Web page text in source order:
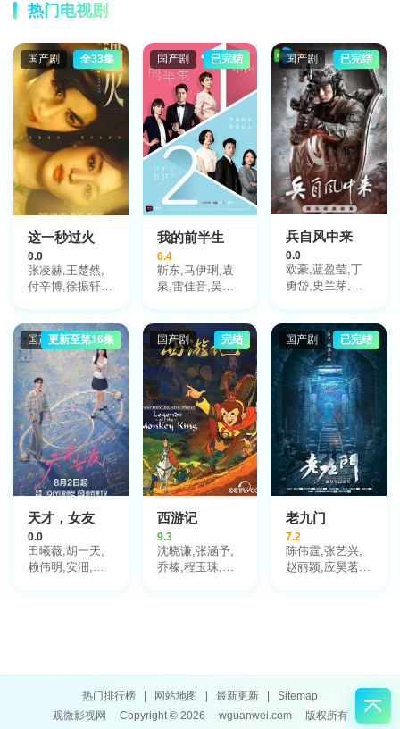
Cooper
Tang,Elena
Carapetis,Roman
Mellis,内森·琼
斯,Zane
Blumeris,贝茜·
霍兰德,克里斯·
麦奎德,Glenda
Linscott,Evie
Greay
热门电视剧
国产剧 全33集
这一秒过火
0.0
张凌赫,王楚然,
付辛博,徐振轩,
莫愁,毛孩,鹿骐,
苇青,刘令姿,康
可人,陈东阳,黄
博远,斓曦,张弓,
金俊秀,陈欣予
国产剧 已完结
我的前半生
6.4
靳东,马伊琍,袁
泉,雷佳音,吴越,
婷,张棪琰,孔维,
栾元晖,侯岩松,
魏之皓,王天泽,
郑罗茜,宋允皓,
徐才根,啜妮,任
洛敏,张兰,茹天,
闵天浩,是安,郭
彤彤,陈冠宁,杨
梅,孙语涵,徐晟,
关雪盈,毕涵文,
凌孜,陆玲,程宏,
李宏磊,黄婧,谭
凯,于明加,任东
霖,张衣,黄澜
国产剧 已完结
兵自风中来
0.0
欧豪,蓝盈莹,丁
勇岱,史兰芽,刘
王春宇,关亚军,
杨舒,吴岳阳,张
进,陈方舟,陈启
杰,周德华,赵长
洲,赵荀,费鲤齐,
夏侯镔,徐洪浩,
傅程鹏,谢心
国产剧更新至第16集
天才，女友
0.0
田曦薇,胡一天,
赖伟明,安沺,夏
国产剧 完结
西游记
9.3
沈晓谦,张涵予,
乔榛,程玉珠,刘
玲,王静文,戴学
庐,曾丹,齐杰,刘
润成,党同义,纪
国产剧 已完结
老九门
7.2
陈伟霆,张艺兴,
赵丽颖,应昊茗,
热门排行榜 网站地图 最新更新
Sitemap
观微影视网
Copyright © 2026 wguanwei.com 版权所有